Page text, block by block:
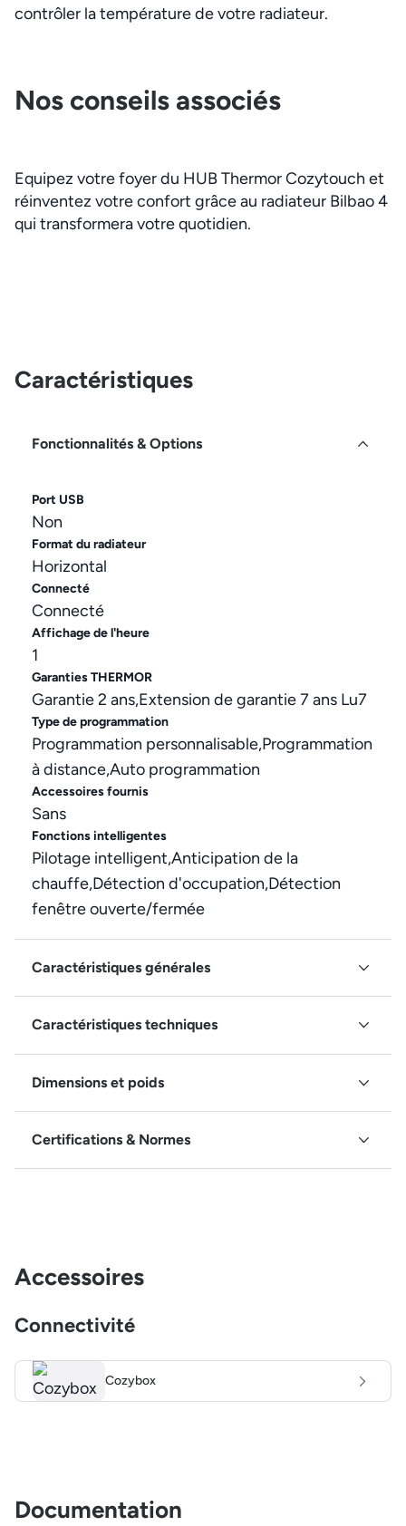
contrôler la température de votre radiateur.
Nos conseils associés
Equipez votre foyer du HUB Thermor Cozytouch et
réinventez votre confort grâce au radiateur Bilbao 4
qui transformera votre quotidien.
Caractéristiques
Fonctionnalités & Options
Port USB
Non
Format du radiateur
Horizontal
Connecté
Connecté
Affichage de l'heure
1
Garanties THERMOR
Garantie 2 ans,Extension de garantie 7 ans Lu7
Type de programmation
Programmation personnalisable,Programmation
à distance,Auto programmation
Accessoires fournis
Sans
Fonctions intelligentes
Pilotage intelligent,Anticipation de la
chauffe,Détection d'occupation,Détection
fenêtre ouverte/fermée
Caractéristiques générales
Caractéristiques techniques
Dimensions et poids
Certifications & Normes
Accessoires
Connectivité
Cozybox
Documentation